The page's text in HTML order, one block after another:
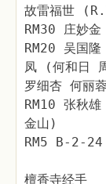
故雷福世
RM30 庄妙
RM20 吴国
凤 (何和日
罗细杏 何丽
RM10 张秋
金山)
RM5 B-2-24
檀香寺经手